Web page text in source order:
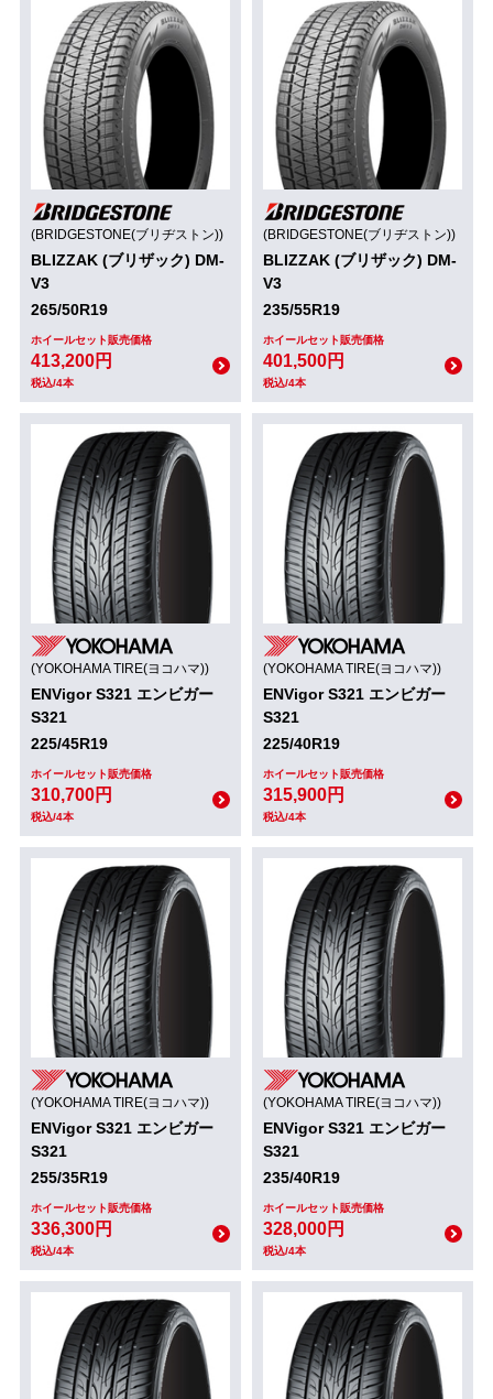
(BRIDGESTONE(ブリヂストン))
BLIZZAK (ブリザック) DM-
V3
265/50R19
ホイールセット販売価格
413,200円
税込/4本
(BRIDGESTONE(ブリヂストン))
BLIZZAK (ブリザック) DM-
V3
235/55R19
ホイールセット販売価格
401,500円
税込/4本
(YOKOHAMA TIRE(ヨコハマ))
ENVigor S321 エンビガー
S321
225/45R19
ホイールセット販売価格
310,700円
税込/4本
(YOKOHAMA TIRE(ヨコハマ))
ENVigor S321 エンビガー
S321
225/40R19
ホイールセット販売価格
315,900円
税込/4本
(YOKOHAMA TIRE(ヨコハマ))
ENVigor S321 エンビガー
S321
255/35R19
ホイールセット販売価格
336,300円
税込/4本
(YOKOHAMA TIRE(ヨコハマ))
ENVigor S321 エンビガー
S321
235/40R19
ホイールセット販売価格
328,000円
税込/4本